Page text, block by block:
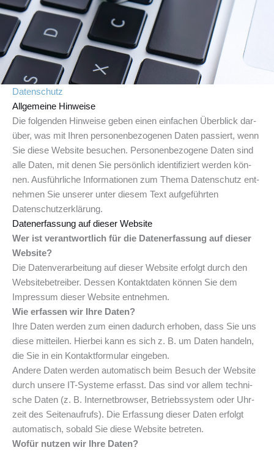
Datenschutz
Allgemeine Hinweise
Die fol­gen­den Hin­wei­se geben einen ein­fa­chen Über­blick dar­
über, was mit Ihren per­so­nen­be­zo­ge­nen Daten pas­siert, wenn
Sie die­se Web­site besu­chen. Per­so­nen­be­zo­ge­ne Daten sind
alle Daten, mit denen Sie per­sön­lich iden­ti­fi­ziert wer­den kön­
nen. Aus­führ­li­che Infor­ma­tio­nen zum The­ma Daten­schutz ent­
neh­men Sie unse­rer unter die­sem Text auf­ge­führ­ten
Datenschutzerklärung.
Daten­er­fas­sung auf die­ser Website
Wer ist ver­ant­wort­lich für die Daten­er­fas­sung auf die­ser
Website?
Die Daten­ver­ar­bei­tung auf die­ser Web­site erfolgt durch den
Web­site­be­trei­ber. Des­sen Kon­takt­da­ten kön­nen Sie dem
Impres­sum die­ser Web­site entnehmen.
Wie erfas­sen wir Ihre Daten?
Ihre Daten wer­den zum einen dadurch erho­ben, dass Sie uns
die­se mit­tei­len. Hier­bei kann es sich z. B. um Daten han­deln,
die Sie in ein Kon­takt­for­mu­lar eingeben.
Ande­re Daten wer­den auto­ma­tisch beim Besuch der Web­site
durch unse­re IT-Sys­te­me erfasst. Das sind vor allem tech­ni­
sche Daten (z. B. Inter­net­brow­ser, Betriebs­sys­tem oder Uhr­
zeit des Sei­ten­auf­rufs). Die Erfas­sung die­ser Daten erfolgt
auto­ma­tisch, sobald Sie die­se Web­site betreten.
Wofür nut­zen wir Ihre Daten?